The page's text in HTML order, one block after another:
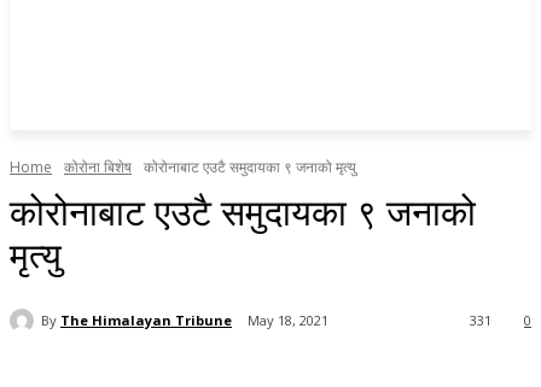
Home कोरोना बिशेष कोरोनाबाट एउटै समुदायका ९ जनाको मृत्यु
कोरोनाबाट एउटै समुदायका ९ जनाको
मृत्यु
By The Himalayan Tribune May 18, 2021 0
331